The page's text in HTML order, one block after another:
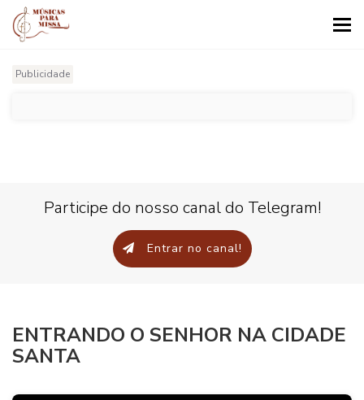
Publicidade
Participe do nosso canal do Telegram!
Entrar no canal!
ENTRANDO O SENHOR NA CIDADE
SANTA